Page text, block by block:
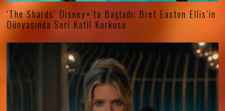
‘The Shards’ Disney+’ta Başladı: Bret Easton Ellis’in
Dünyasında Seri Katil Korkusu